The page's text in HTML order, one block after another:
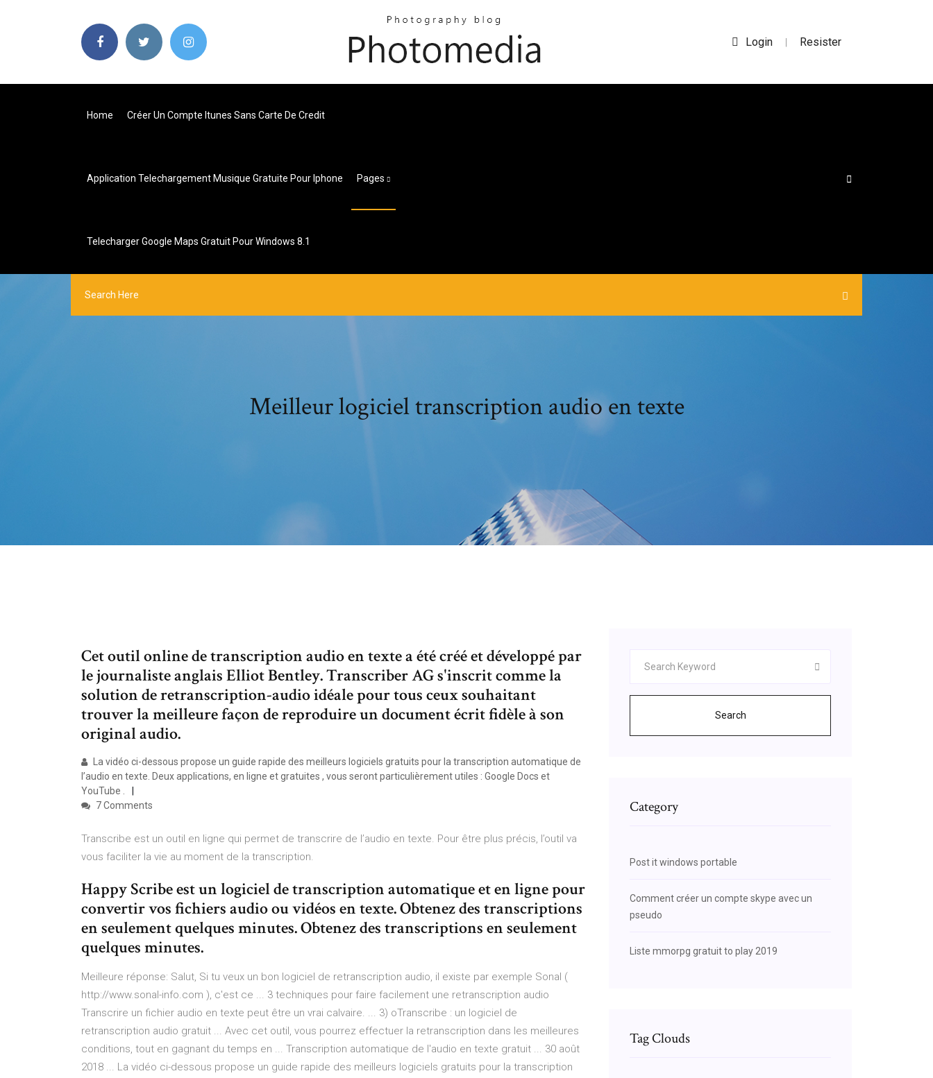
Login | Resister
Home Créer Un Compte Itunes Sans Carte De Credit
Application Telechargement Musique Gratuite Pour Iphone Pages
Telecharger Google Maps Gratuit Pour Windows 8.1
Meilleur logiciel transcription audio en texte
Cet outil online de transcription audio en texte a été créé et développé par
le journaliste anglais Elliot Bentley. Transcriber AG s'inscrit comme la
solution de retranscription-audio idéale pour tous ceux souhaitant
trouver la meilleure façon de reproduire un document écrit fidèle à son
original audio.
La vidéo ci-dessous propose un guide rapide des meilleurs logiciels gratuits pour la transcription automatique de
l’audio en texte. Deux applications, en ligne et gratuites , vous seront particulièrement utiles : Google Docs et
YouTube .
7 Comments
Transcribe est un outil en ligne qui permet de transcrire de l’audio en texte. Pour être plus précis, l’outil va
vous faciliter la vie au moment de la transcription.
Happy Scribe est un logiciel de transcription automatique et en ligne pour
convertir vos fichiers audio ou vidéos en texte. Obtenez des transcriptions
en seulement quelques minutes. Obtenez des transcriptions en seulement
quelques minutes.
Meilleure réponse: Salut, Si tu veux un bon logiciel de retranscription audio, il existe par exemple Sonal (
http://www.sonal-info.com ), c'est ce ... 3 techniques pour faire facilement une retranscription audio
Transcrire un fichier audio en texte peut être un vrai calvaire. ... 3) oTranscribe : un logiciel de
retranscription audio gratuit ... Avec cet outil, vous pourrez effectuer la retranscription dans les meilleures
conditions, tout en gagnant du temps en ... Transcription automatique de l'audio en texte gratuit ... 30 août
2018 ... La vidéo ci-dessous propose un guide rapide des meilleurs logiciels gratuits pour la transcription
Search
Category
Post it windows portable
Comment créer un compte skype avec un
pseudo
Liste mmorpg gratuit to play 2019
Tag Clouds